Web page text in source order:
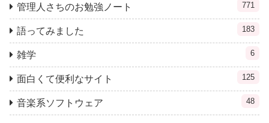
管理人さちのお勉強ノート 771
語ってみました 183
雑学 6
面白くて便利なサイト 125
音楽系ソフトウェア 48